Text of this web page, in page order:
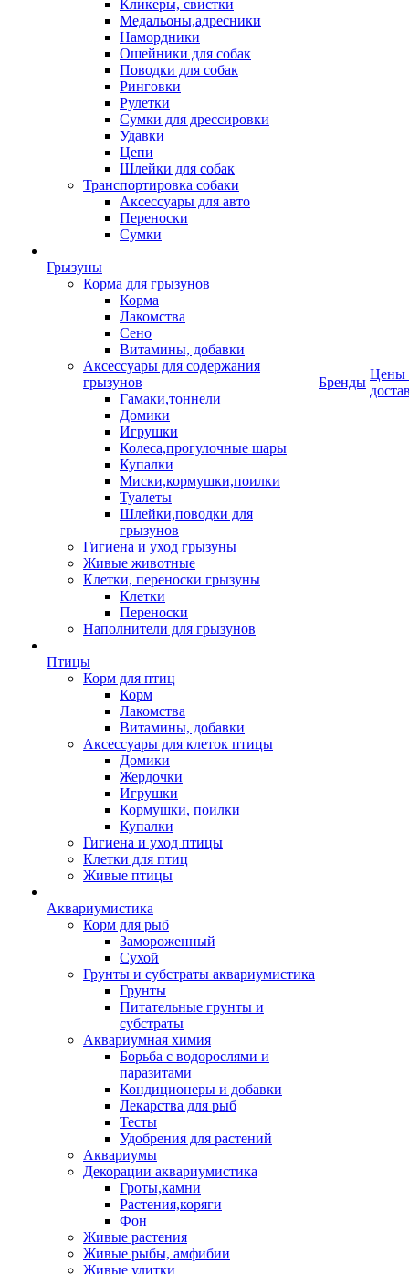
Кликеры, свистки
Медальоны,адресники
Намордники
Ошейники для собак
Поводки для собак
Ринговки
Рулетки
Сумки для дрессировки
Удавки
Цепи
Шлейки для собак
Транспортировка собаки
Аксессуары для авто
Переноски
Сумки
Грызуны
Корма для грызунов
Корма
Лакомства
Сено
Витамины, добавки
Аксессуары для содержания
грызунов
Гамаки,тоннели
Домики
Игрушки
Колеса,прогулочные шары
Купалки
Миски,кормушки,поилки
Туалеты
Шлейки,поводки для
грызунов
Гигиена и уход грызуны
Живые животные
Клетки, переноски грызуны
Клетки
Переноски
Наполнители для грызунов
Птицы
Корм для птиц
Корм
Лакомства
Витамины, добавки
Аксессуары для клеток птицы
Домики
Жердочки
Игрушки
Кормушки, поилки
Купалки
Гигиена и уход птицы
Клетки для птиц
Живые птицы
Аквариумистика
Корм для рыб
Замороженный
Сухой
Грунты и субстраты аквариумистика
Грунты
Питательные грунты и
субстраты
Аквариумная химия
Борьба с водорослями и
паразитами
Кондиционеры и добавки
Лекарства для рыб
Тесты
Удобрения для растений
Аквариумы
Декорации аквариумистика
Гроты,камни
Растения,коряги
Фон
Живые растения
Живые рыбы, амфибии
Живые улитки
Бренды
Цены